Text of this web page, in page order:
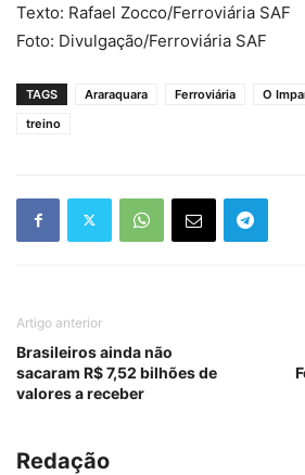
Texto: Rafael Zocco/Ferroviária SAF
Foto: Divulgação/Ferroviária SAF
TAGS Araraquara Ferroviária O
treino
Artigo anterior
Brasileiros ainda não
sacaram R$ 7,52 bilhões de
valores a receber
Redação